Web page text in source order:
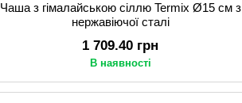
Чаша з гімалайською сіллю Termix Ø15 см з
нержавіючої сталі
1 709.40 грн
В наявності